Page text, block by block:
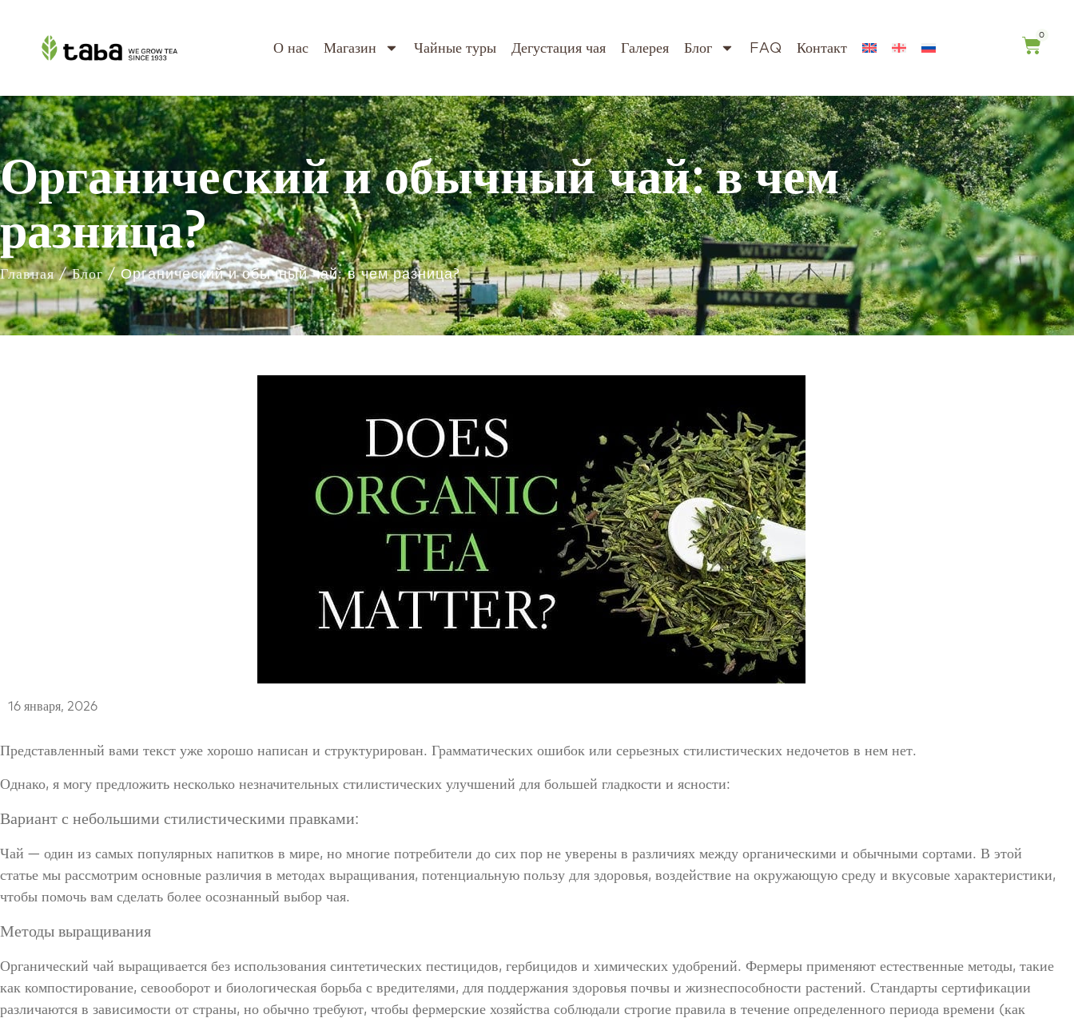
О нас Магазин Чайные туры Дегустация чая Галерея Блог FAQ Контакт
0
Органический и обычный чай: в чем
разница?
Главная/Блог/ Органический и обычный чай: в чем разница?
16 января, 2026
Представленный вами текст уже хорошо написан и структурирован. Грамматических ошибок или серьезных стилистических недочетов в нем нет.
Однако, я могу предложить несколько незначительных стилистических улучшений для большей гладкости и ясности:
Вариант с небольшими стилистическими правками:
Чай — один из самых популярных напитков в мире, но многие потребители до сих пор не уверены в различиях между органическими и обычными сортами. В этой
статье мы рассмотрим основные различия в методах выращивания, потенциальную пользу для здоровья, воздействие на окружающую среду и вкусовые характеристики,
чтобы помочь вам сделать более осознанный выбор чая.
Методы выращивания
Органический чай выращивается без использования синтетических пестицидов, гербицидов и химических удобрений. Фермеры применяют естественные методы, такие
как компостирование, севооборот и биологическая борьба с вредителями, для поддержания здоровья почвы и жизнеспособности растений. Стандарты сертификации
различаются в зависимости от страны, но обычно требуют, чтобы фермерские хозяйства соблюдали строгие правила в течение определенного периода времени (как